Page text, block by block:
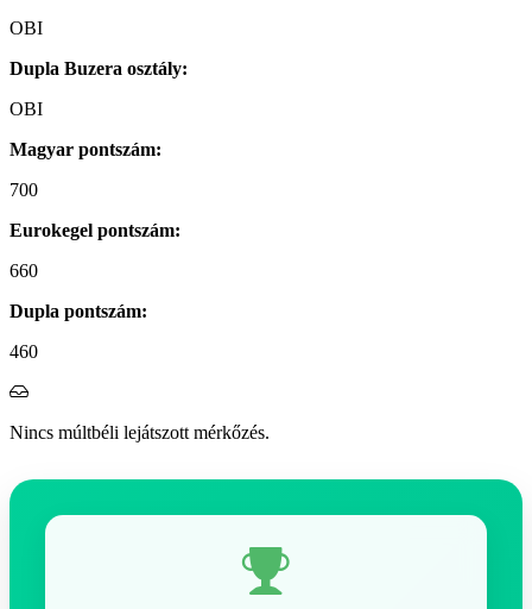
OBI
Dupla Buzera osztály:
OBI
Magyar pontszám:
700
Eurokegel pontszám:
660
Dupla pontszám:
460
Nincs múltbéli lejátszott mérkőzés.